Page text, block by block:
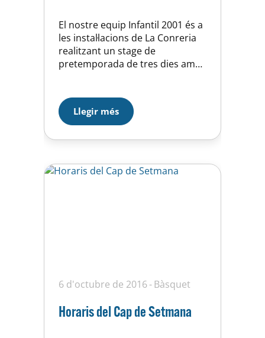
El nostre equip Infantil 2001 és a
les instal·lacions de La Conreria
realitzant un stage de
pretemporada de tres dies amb
2014-2015. Val a dir que els
jugadors també aprofiten
aquests dies per cohesionar el
grup i gaudir d’allò més.
Llegir més
6 d'octubre de 2016 Bàsquet
Horaris del Cap de Setmana